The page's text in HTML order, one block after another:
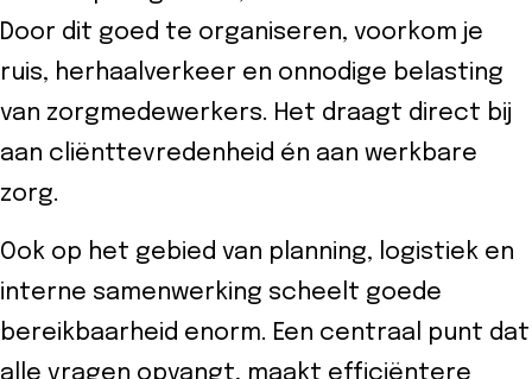
Door dit goed te organiseren, voorkom je
ruis, herhaalverkeer en onnodige belasting
van zorgmedewerkers. Het draagt direct bij
aan cliënttevredenheid én aan werkbare
zorg.
Ook op het gebied van planning, logistiek en
interne samenwerking scheelt goede
bereikbaarheid enorm. Een centraal punt dat
alle vragen opvangt, maakt efficiëntere